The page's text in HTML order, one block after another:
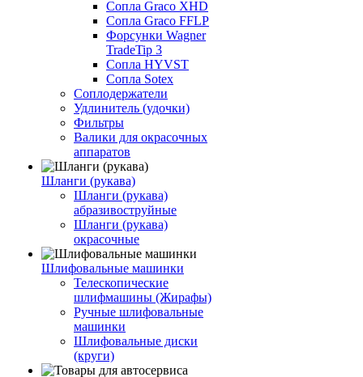
Сопла Graco XHD
Сопла Graco FFLP
Форсунки Wagner
TradeTip 3
Сопла HYVST
Сопла Sotex
Соплодержатели
Удлинитель (удочки)
Фильтры
Валики для окрасочных
аппаратов
Шланги (рукава)
Шланги (рукава)
абразивоструйные
Шланги (рукава)
окрасочные
Шлифовальные машинки
Телескопические
шлифмашины (Жирафы)
Ручные шлифовальные
машинки
Шлифовальные диски
(круги)